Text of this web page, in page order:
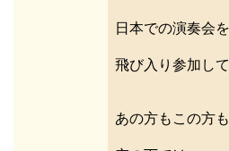
日本での演奏会
飛び入り参加し
あの方もこの方も